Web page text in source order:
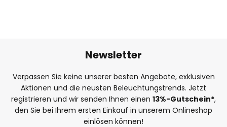
Newsletter
Verpassen Sie keine unserer besten Angebote, exklusiven
Aktionen und die neusten Beleuchtungstrends. Jetzt
registrieren und wir senden Ihnen einen 13%-Gutschein*,
den Sie bei Ihrem ersten Einkauf in unserem Onlineshop
einlösen können!